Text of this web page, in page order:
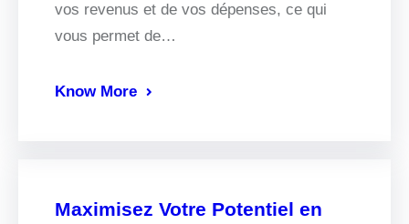
vos revenus et de vos dépenses, ce qui
vous permet de…
Know More
Maximisez Votre Potentiel en